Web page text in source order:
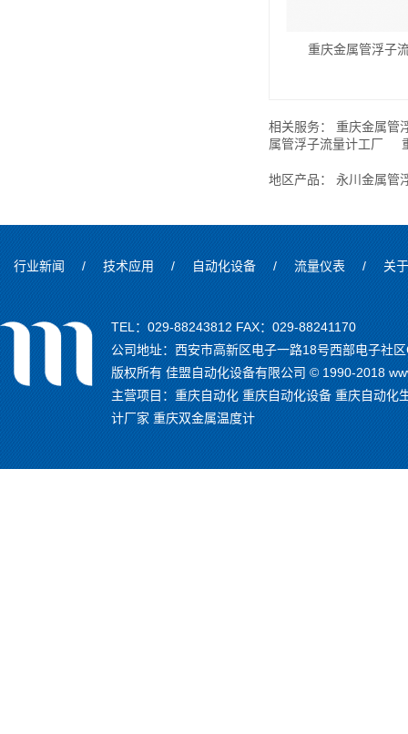
重庆金属管浮子
相关服务： 重庆金属管
属管浮子流量计工厂
地区产品： 永川金属管
行业新闻 / 技术应用 / 自动化设备 / 流量仪表 / 关
TEL：029-88243812 FAX：029-88241170
公司地址：西安市高新区电子一路18号西部电子社
版权所有 佳盟自动化设备有限公司 © 1990-2018
主营项目： 重庆自动化 重庆自动化设备 重庆自动化
计厂家 重庆双金属温度计